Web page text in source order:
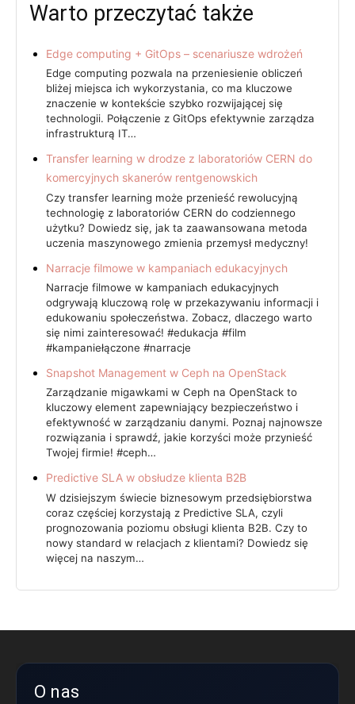
Warto przeczytać także
Edge computing + GitOps – scenariusze wdrożeń
Edge computing pozwala na przeniesienie obliczeń
bliżej miejsca ich wykorzystania, co ma kluczowe
znaczenie w kontekście szybko rozwijającej się
technologii. Połączenie z GitOps efektywnie zarządza
infrastrukturą IT…
Transfer learning w drodze z laboratoriów CERN do
komercyjnych skanerów rentgenowskich
Czy transfer learning może przenieść rewolucyjną
technologię z laboratoriów CERN do codziennego
użytku? Dowiedz się, jak ta zaawansowana metoda
uczenia maszynowego zmienia przemysł medyczny!
Narracje filmowe w kampaniach edukacyjnych
Narracje filmowe w kampaniach edukacyjnych
odgrywają kluczową rolę w przekazywaniu informacji i
edukowaniu społeczeństwa. Zobacz, dlaczego warto
się nimi zainteresować! #edukacja #film
#kampaniełączone #narracje
Snapshot Management w Ceph na OpenStack
Zarządzanie migawkami w Ceph na OpenStack to
kluczowy element zapewniający bezpieczeństwo i
efektywność w zarządzaniu danymi. Poznaj najnowsze
rozwiązania i sprawdź, jakie korzyści może przynieść
Twojej firmie! #ceph…
Predictive SLA w obsłudze klienta B2B
W dzisiejszym świecie biznesowym przedsiębiorstwa
coraz częściej korzystają z Predictive SLA, czyli
prognozowania poziomu obsługi klienta B2B. Czy to
nowy standard w relacjach z klientami? Dowiedz się
więcej na naszym…
O nas